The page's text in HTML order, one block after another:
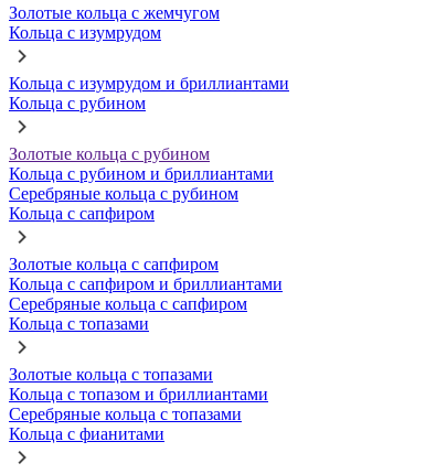
Золотые кольца с жемчугом
Кольца с изумрудом
Кольца с изумрудом и бриллиантами
Кольца с рубином
Золотые кольца с рубином
Кольца с рубином и бриллиантами
Серебряные кольца с рубином
Кольца с сапфиром
Золотые кольца с сапфиром
Кольца с сапфиром и бриллиантами
Серебряные кольца с сапфиром
Кольца с топазами
Золотые кольца с топазами
Кольца с топазом и бриллиантами
Серебряные кольца с топазами
Кольца с фианитами